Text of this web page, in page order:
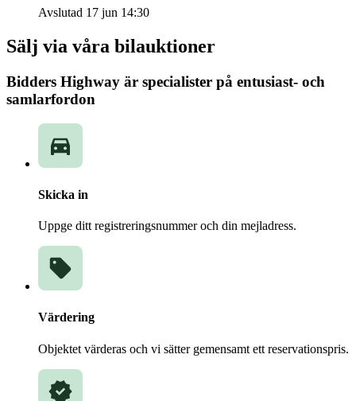
Avslutad 17 jun 14:30
Sälj via våra bilauktioner
Bidders Highway är specialister på entusiast- och
samlarfordon
Skicka in
Uppge ditt registreringsnummer och din mejladress.
Värdering
Objektet värderas och vi sätter gemensamt ett reservationspris.